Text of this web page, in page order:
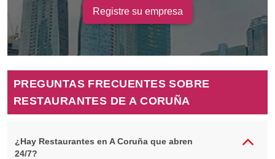
Registre su empresa
PREGUNTAS FRECUENTES SOBRE
RESTAURANTES DE A CORUÑA
¿Hay Restaurantes en A Coruña que abren
24/7?